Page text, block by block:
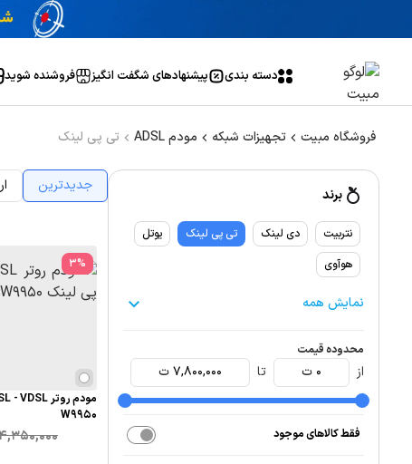
دسته بندی پیشنهاد‌های شگفت انگیز فروشنده شوید
فروشگاه مبیت تجهیزات شبکه مودم ADSL تی پی لینک
برند
نتربیت دی لینک تی پی لینک
یوتل
هوآوی
نمایش همه
محدوده قیمت
از 0 ت تا 7,800,000ت
فقط کالاهای موجود
جدیدترین
%
3
W9950